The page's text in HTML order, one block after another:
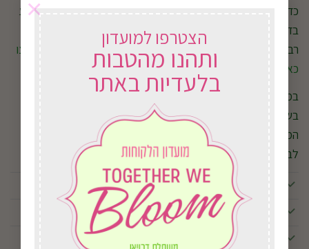
הצטרפו למועדון
ותהנו מהטבות
בלעדיות באתר
×
כדי לעודד פריחה ממושכת וצמח בריא, מומלץ לדשן באופן קבוע
בדשן המיועד לצמחים פורחים. דישון נכון יסייע להפקת פרחים
רבים ולשמירה על צבעים עזים לאורך תקופת הפריחה.
לדשן לחצו
כאן.
במשתלת דרויאן תמצאו מגוון גלוקסיניות וצמחים פורחים לבית
בשלל צבעים מרהיבים. נשמח לעזור לכם לבחור את הצמח
המתאים ביותר, להעניק טיפים לטיפול נכון וללוות אתכם בדרך
לבית פורח, צבעוני ומלא חיים
האם גלוקסיניה יכולה לפרוח יותר מפעם אחת?
איפה כדאי למקם גלוקסיניה בבית?
האם צריך להסיר פרחים שנבלו?